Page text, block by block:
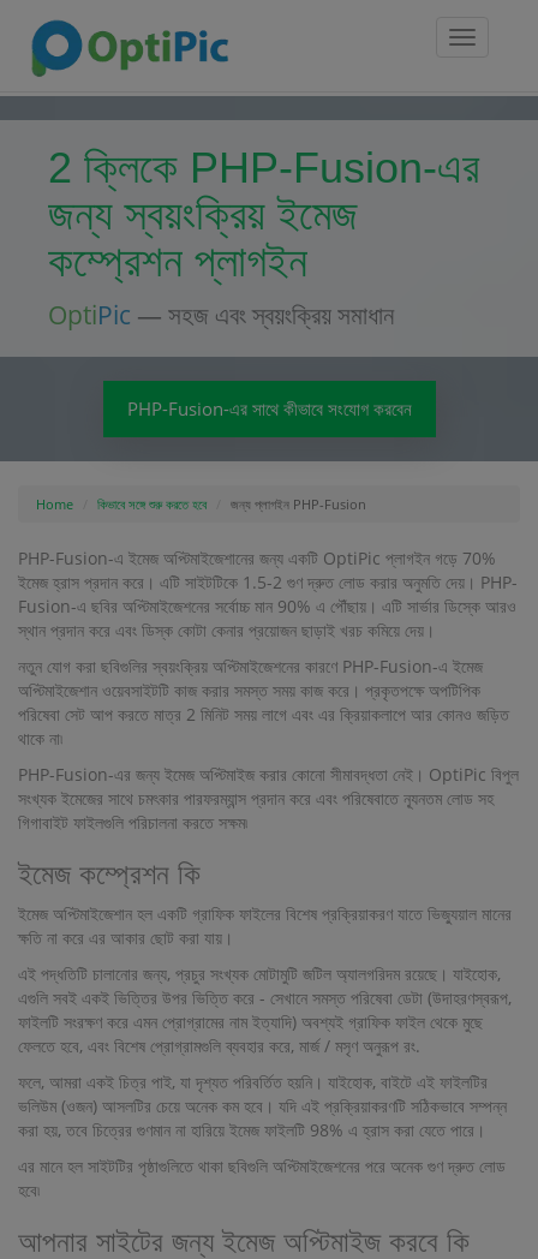
Toggle
2 ক্লিকে PHP-Fusion-এর
জন্য স্বয়ংক্রিয় ইমেজ
কম্প্রেশন প্লাগইন
OptiPic — সহজ এবং স্বয়ংক্রিয় সমাধান
PHP-Fusion-এর সাথে কীভাবে সংযোগ করবেন
Home কিভাবে সঙ্গে শুরু করতে হবে জন্য প্লাগইন PHP-Fusion
PHP-Fusion-এ ইমেজ অপ্টিমাইজেশানের জন্য একটি OptiPic প্লাগইন গড়ে 70%
ইমেজ হ্রাস প্রদান করে। এটি সাইটটিকে 1.5-2 গুণ দ্রুত লোড করার অনুমতি দেয়। PHP-
Fusion-এ ছবির অপ্টিমাইজেশনের সর্বোচ্চ মান 90% এ পৌঁছায়। এটি সার্ভার ডিস্কে আরও
স্থান প্রদান করে এবং ডিস্ক কোটা কেনার প্রয়োজন ছাড়াই খরচ কমিয়ে দেয়।
নতুন যোগ করা ছবিগুলির স্বয়ংক্রিয় অপ্টিমাইজেশনের কারণে PHP-Fusion-এ ইমেজ
অপ্টিমাইজেশান ওয়েবসাইটটি কাজ করার সমস্ত সময় কাজ করে। প্রকৃতপক্ষে অপটিপিক
পরিষেবা সেট আপ করতে মাত্র 2 মিনিট সময় লাগে এবং এর ক্রিয়াকলাপে আর কোনও জড়িত
থাকে না৷
PHP-Fusion-এর জন্য ইমেজ অপ্টিমাইজ করার কোনো সীমাবদ্ধতা নেই। OptiPic বিপুল
সংখ্যক ইমেজের সাথে চমৎকার পারফরম্যান্স প্রদান করে এবং পরিষেবাতে ন্যূনতম লোড সহ
গিগাবাইট ফাইলগুলি পরিচালনা করতে সক্ষম৷
ইমেজ কম্প্রেশন কি
ইমেজ অপ্টিমাইজেশান হল একটি গ্রাফিক ফাইলের বিশেষ প্রক্রিয়াকরণ যাতে ভিজ্যুয়াল মানের
ক্ষতি না করে এর আকার ছোট করা যায়।
এই পদ্ধতিটি চালানোর জন্য, প্রচুর সংখ্যক মোটামুটি জটিল অ্যালগরিদম রয়েছে। যাইহোক,
এগুলি সবই একই ভিত্তির উপর ভিত্তি করে - সেখানে সমস্ত পরিষেবা ডেটা (উদাহরণস্বরূপ,
ফাইলটি সংরক্ষণ করে এমন প্রোগ্রামের নাম ইত্যাদি) অবশ্যই গ্রাফিক ফাইল থেকে মুছে
ফেলতে হবে, এবং বিশেষ প্রোগ্রামগুলি ব্যবহার করে, মার্জ / মসৃণ অনুরূপ রং.
ফলে, আমরা একই চিত্র পাই, যা দৃশ্যত পরিবর্তিত হয়নি। যাইহোক, বাইটে এই ফাইলটির
ভলিউম (ওজন) আসলটির চেয়ে অনেক কম হবে। যদি এই প্রক্রিয়াকরণটি সঠিকভাবে সম্পন্ন
করা হয়, তবে চিত্রের গুণমান না হারিয়ে ইমেজ ফাইলটি 98% এ হ্রাস করা যেতে পারে।
এর মানে হল সাইটটির পৃষ্ঠাগুলিতে থাকা ছবিগুলি অপ্টিমাইজেশনের পরে অনেক গুণ দ্রুত লোড
হবে৷
আপনার সাইটের জন্য ইমেজ অপ্টিমাইজ করবে কি